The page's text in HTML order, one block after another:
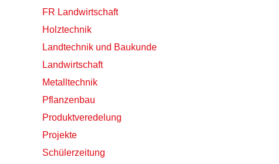
FR Landwirtschaft
Holztechnik
Landtechnik und Baukunde
Landwirtschaft
Metalltechnik
Pflanzenbau
Produktveredelung
Projekte
Schülerzeitung